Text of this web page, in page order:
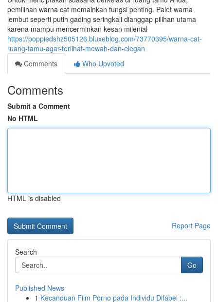
pemilihan warna cat memainkan fungsi penting. Palet warna
lembut seperti putih gading seringkali dianggap pilihan utama
karena mampu mencerminkan kesan milenial
https://poppiedshz505126.bluxeblog.com/73770395/warna-cat-
ruang-tamu-agar-terlihat-mewah-dan-elegan
Comments
Who Upvoted
Comments
Submit a Comment
No HTML
HTML is disabled
Report Page
Search
Go
Published News
1 Kecanduan Film Porno pada Individu Difabel :...